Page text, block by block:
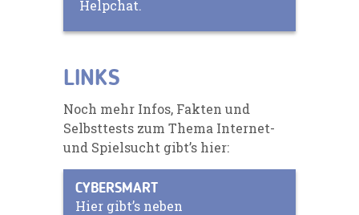
Helpchat.
LINKS
Noch mehr Infos, Fakten und
Selbsttests zum Thema Internet-
und Spielsucht gibt’s hier:
CYBERSMART
Hier gibt’s neben